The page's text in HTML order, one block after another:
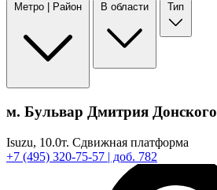
Метро | Район В области Тип
м. Бульвар Дмитрия Донского
Isuzu, 10.0т. Сдвижная платформа
+7 (495) 320-75-57 | доб. 782